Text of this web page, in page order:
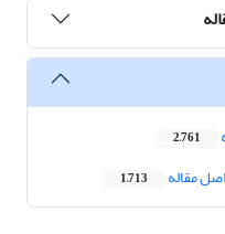
2,761
مقاله 1,713